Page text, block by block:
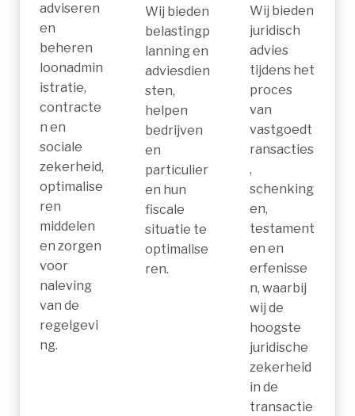
adviseren
en
beheren
loonadmin
istratie,
contracte
n en
sociale
zekerheid,
optimalise
ren
middelen
en zorgen
voor
naleving
van de
regelgevi
ng.
Wij bieden
belastingp
lanning en
adviesdien
sten,
helpen
bedrijven
en
particulier
en hun
fiscale
situatie te
optimalise
ren.
Wij bieden
juridisch
advies
tijdens het
proces
van
vastgoedt
ransacties
,
schenking
en,
testament
en en
erfenisse
n, waarbij
wij de
hoogste
juridische
zekerheid
in de
transactie